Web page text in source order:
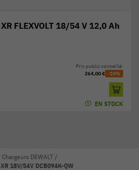
FLEXVOLT 18/54 V 12,0 Ah
Prix public conseillé:
264,00 € -10%
EN STOCK
Chargeurs DEWALT /
18V/54V DCB094K-QW